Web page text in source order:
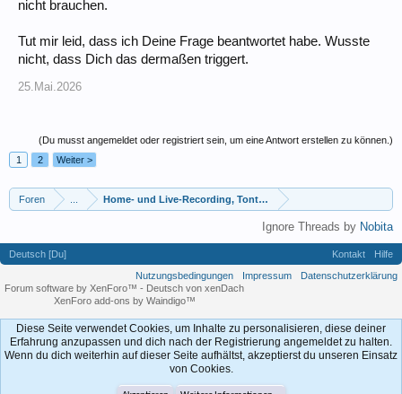
nicht brauchen.
Tut mir leid, dass ich Deine Frage beantwortet habe. Wusste
nicht, dass Dich das dermaßen triggert.
25.Mai.2026
(Du musst angemeldet oder registriert sein, um eine Antwort erstellen zu können.)
1
2 Weiter >
Foren Home- und Live-Recording, Tontechnik
Ignore Threads by Nobita
Deutsch [Du] Kontakt
Hilfe
Nutzungsbedingungen
Impressum
Datenschutzerklärung
Forum software by XenForo™ - Deutsch von xenDach
XenForo add-ons by Waindigo™
Diese Seite verwendet Cookies, um Inhalte zu personalisieren, diese deiner
Erfahrung anzupassen und dich nach der Registrierung angemeldet zu halten.
Wenn du dich weiterhin auf dieser Seite aufhältst, akzeptierst du unseren Einsatz
von Cookies.